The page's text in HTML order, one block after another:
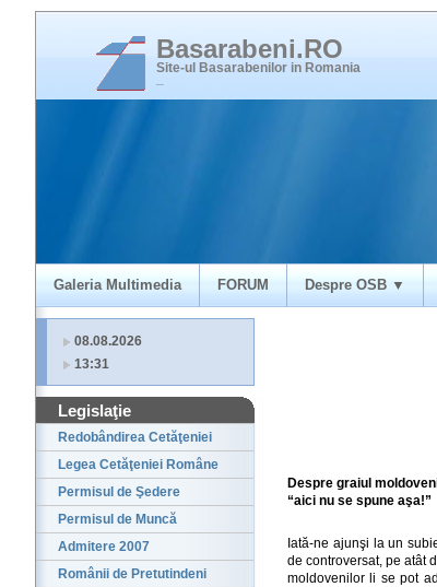
Basarabeni.RO
Site-ul Basarabenilor in Romania
Galeria Multimedia FORUM Despre OSB ▼
08.08.2026
13:31
Legislaţie
Redobândirea Cetăţeniei
Legea Cetăţeniei Române
Permisul de Şedere
Permisul de Muncă
Admitere 2007
Românii de Pretutindeni
Despre graiul
“aici nu se spune aşa!”
Iată-ne ajunşi la un
de controversat, pe atât
moldovenilor li se pot